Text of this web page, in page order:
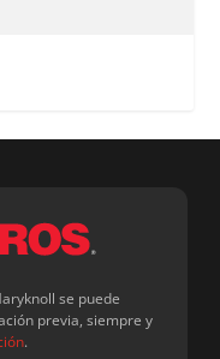
se puede
previa, siempre y
.